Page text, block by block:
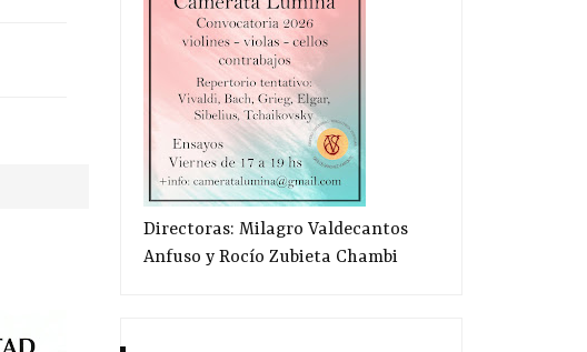
Directoras: Milagro Valdecantos
Anfuso y Rocío Zubieta Chambi